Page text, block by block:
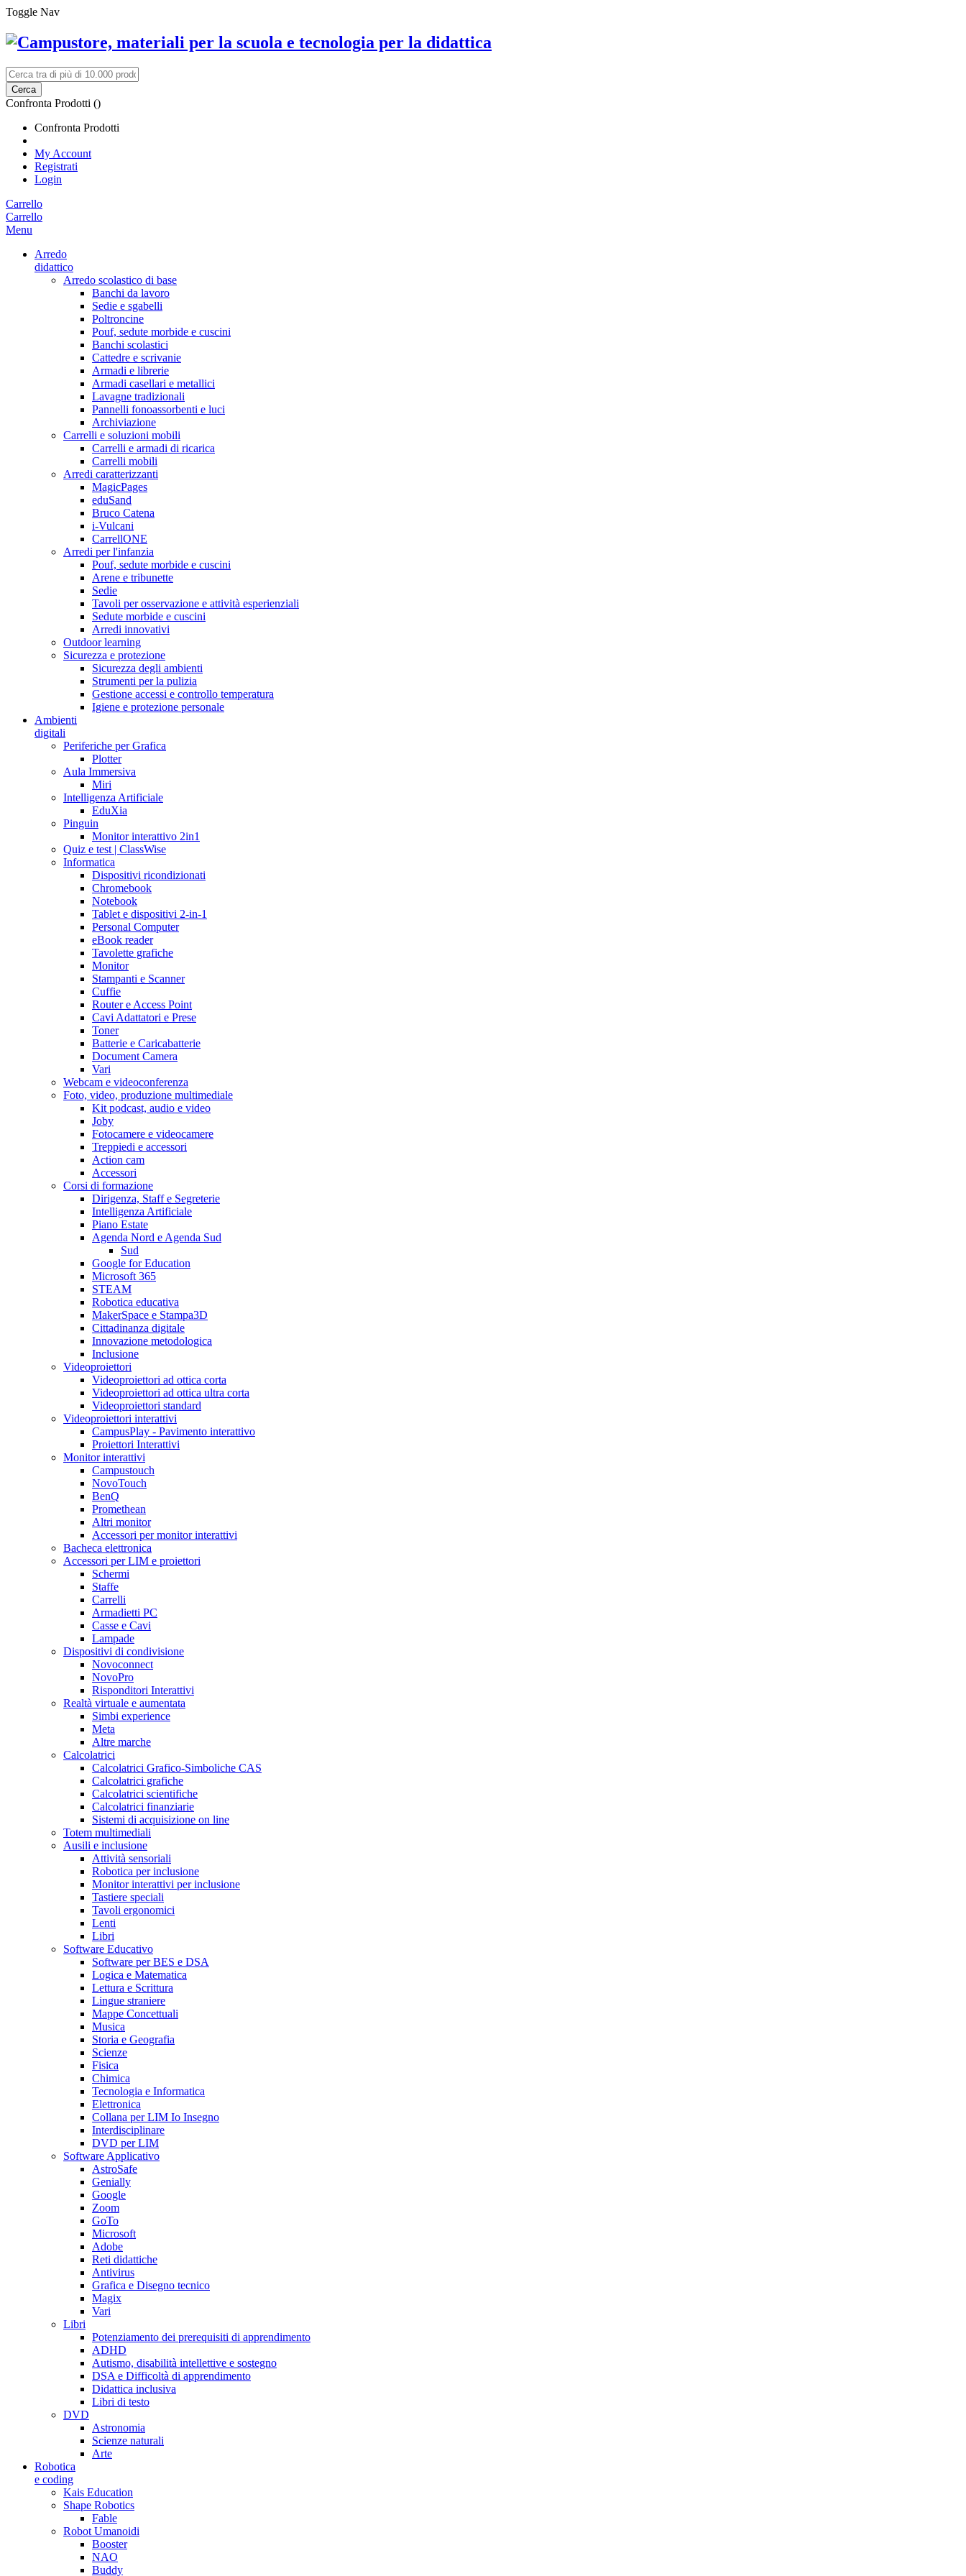
Toggle Nav
Cerca
Confronta Prodotti ()
Confronta Prodotti
My Account
Registrati
Login
Carrello
Carrello
Menu
Arredo
didattico
Arredo scolastico di base
Banchi da lavoro
Sedie e sgabelli
Poltroncine
Pouf, sedute morbide e cuscini
Banchi scolastici
Cattedre e scrivanie
Armadi e librerie
Armadi casellari e metallici
Lavagne tradizionali
Pannelli fonoassorbenti e luci
Archiviazione
Carrelli e soluzioni mobili
Carrelli e armadi di ricarica
Carrelli mobili
Arredi caratterizzanti
MagicPages
eduSand
Bruco Catena
i-Vulcani
CarrellONE
Arredi per l'infanzia
Pouf, sedute morbide e cuscini
Arene e tribunette
Sedie
Tavoli per osservazione e attività esperienziali
Sedute morbide e cuscini
Arredi innovativi
Outdoor learning
Sicurezza e protezione
Sicurezza degli ambienti
Strumenti per la pulizia
Gestione accessi e controllo temperatura
Igiene e protezione personale
Ambienti
digitali
Periferiche per Grafica
Plotter
Aula Immersiva
Miri
Intelligenza Artificiale
EduXia
Pinguin
Monitor interattivo 2in1
Quiz e test | ClassWise
Informatica
Dispositivi ricondizionati
Chromebook
Notebook
Tablet e dispositivi 2-in-1
Personal Computer
eBook reader
Tavolette grafiche
Monitor
Stampanti e Scanner
Cuffie
Router e Access Point
Cavi Adattatori e Prese
Toner
Batterie e Caricabatterie
Document Camera
Vari
Webcam e videoconferenza
Foto, video, produzione multimediale
Kit podcast, audio e video
Joby
Fotocamere e videocamere
Treppiedi e accessori
Action cam
Accessori
Corsi di formazione
Dirigenza, Staff e Segreterie
Intelligenza Artificiale
Piano Estate
Agenda Nord e Agenda Sud
Sud
Google for Education
Microsoft 365
STEAM
Robotica educativa
MakerSpace e Stampa3D
Cittadinanza digitale
Innovazione metodologica
Inclusione
Videoproiettori
Videoproiettori ad ottica corta
Videoproiettori ad ottica ultra corta
Videoproiettori standard
Videoproiettori interattivi
CampusPlay - Pavimento interattivo
Proiettori Interattivi
Monitor interattivi
Campustouch
NovoTouch
BenQ
Promethean
Altri monitor
Accessori per monitor interattivi
Bacheca elettronica
Accessori per LIM e proiettori
Schermi
Staffe
Carrelli
Armadietti PC
Casse e Cavi
Lampade
Dispositivi di condivisione
Novoconnect
NovoPro
Risponditori Interattivi
Realtà virtuale e aumentata
Simbi experience
Meta
Altre marche
Calcolatrici
Calcolatrici Grafico-Simboliche CAS
Calcolatrici grafiche
Calcolatrici scientifiche
Calcolatrici finanziarie
Sistemi di acquisizione on line
Totem multimediali
Ausili e inclusione
Attività sensoriali
Robotica per inclusione
Monitor interattivi per inclusione
Tastiere speciali
Tavoli ergonomici
Lenti
Libri
Software Educativo
Software per BES e DSA
Logica e Matematica
Lettura e Scrittura
Lingue straniere
Mappe Concettuali
Musica
Storia e Geografia
Scienze
Fisica
Chimica
Tecnologia e Informatica
Elettronica
Collana per LIM Io Insegno
Interdisciplinare
DVD per LIM
Software Applicativo
AstroSafe
Genially
Google
Zoom
GoTo
Microsoft
Adobe
Reti didattiche
Antivirus
Grafica e Disegno tecnico
Magix
Vari
Libri
Potenziamento dei prerequisiti di apprendimento
ADHD
Autismo, disabilità intellettive e sostegno
DSA e Difficoltà di apprendimento
Didattica inclusiva
Libri di testo
DVD
Astronomia
Scienze naturali
Arte
Robotica
e coding
Kais Education
Shape Robotics
Fable
Robot Umanoidi
Booster
NAO
Buddy